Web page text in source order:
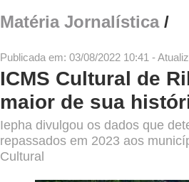
Matéria Jornalística/
Publicada em: 03/08/2022 10:41 -
ICMS Cultural de
maior de sua
Iepha divulgou os dados que
repassados em 2023 aos
Cultural